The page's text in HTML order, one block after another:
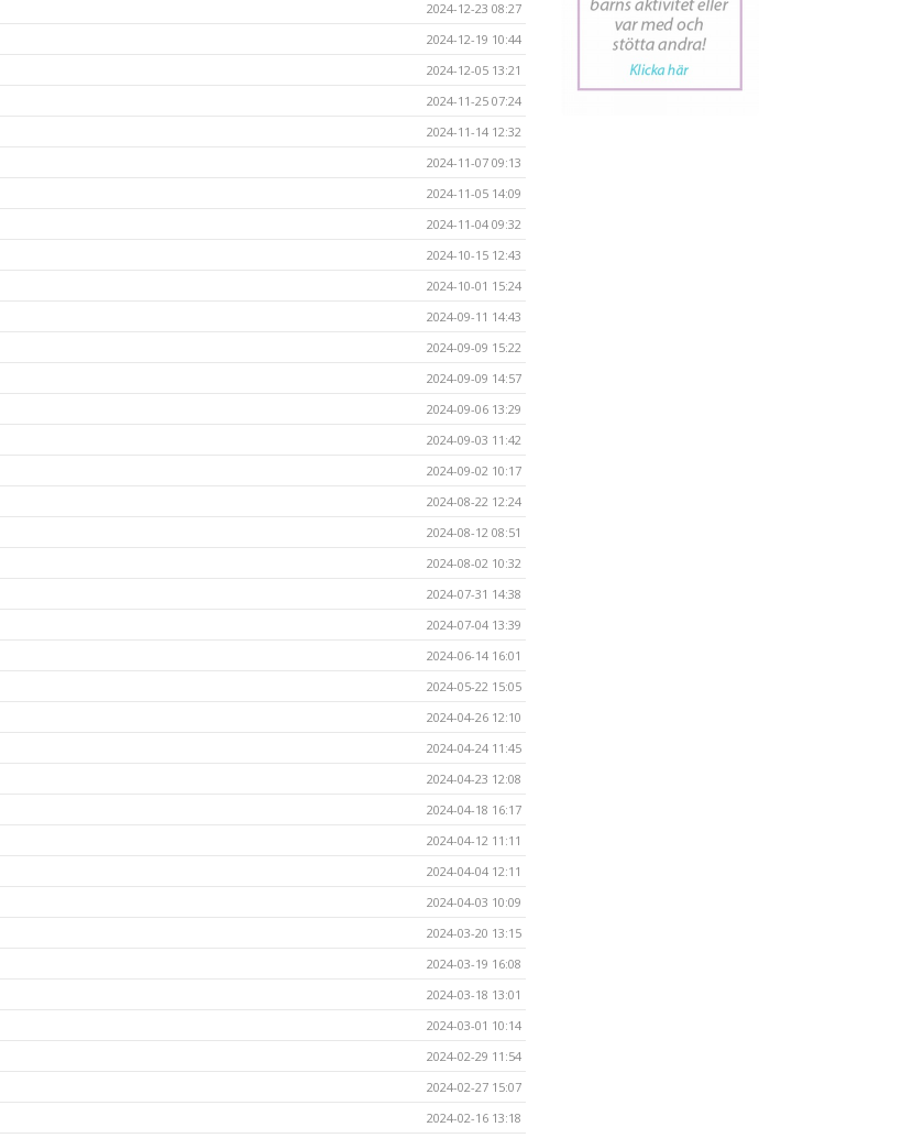
2024-12-23 08:27
2024-12-19 10:44
2024-12-05 13:21
2024-11-25 07:24
2024-11-14 12:32
2024-11-07 09:13
2024-11-05 14:09
2024-11-04 09:32
2024-10-15 12:43
2024-10-01 15:24
2024-09-11 14:43
2024-09-09 15:22
2024-09-09 14:57
2024-09-06 13:29
2024-09-03 11:42
2024-09-02 10:17
2024-08-22 12:24
2024-08-12 08:51
2024-08-02 10:32
2024-07-31 14:38
2024-07-04 13:39
2024-06-14 16:01
2024-05-22 15:05
2024-04-26 12:10
2024-04-24 11:45
2024-04-23 12:08
2024-04-18 16:17
2024-04-12 11:11
2024-04-04 12:11
2024-04-03 10:09
2024-03-20 13:15
2024-03-19 16:08
2024-03-18 13:01
2024-03-01 10:14
2024-02-29 11:54
2024-02-27 15:07
2024-02-16 13:18